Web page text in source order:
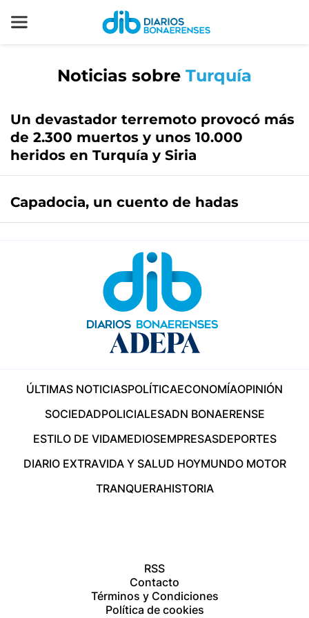
Noticias sobre Turquía
Un devastador terremoto provocó más
de 2.300 muertos y unos 10.000
heridos en Turquía y Siria
Capadocia, un cuento de hadas
ÚLTIMAS NOTICIASPOLÍTICAECONOMÍAOPINIÓN
SOCIEDADPOLICIALESADN BONAERENSE
ESTILO DE VIDAMEDIOSEMPRESASDEPORTES
DIARIO EXTRAVIDA Y SALUD HOYMUNDO MOTOR
TRANQUERAHISTORIA
RSS
Contacto
Términos y Condiciones
Política de cookies